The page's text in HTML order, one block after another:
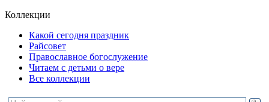
Коллекции
Какой сегодня праздник
Райсовет
Православное богослужение
Читаем с детьми о вере
Все коллекции